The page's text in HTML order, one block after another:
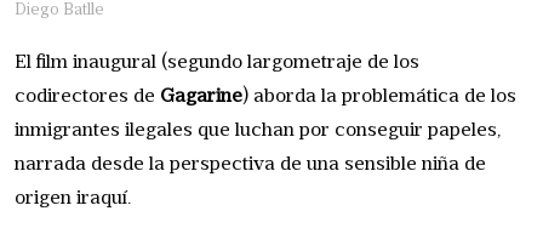
Diego Batlle
El film inaugural (segundo largometraje de los
codirectores de Gagarine) aborda la problemática de los
inmigrantes ilegales que luchan por conseguir papeles,
narrada desde la perspectiva de una sensible niña de
origen iraquí.